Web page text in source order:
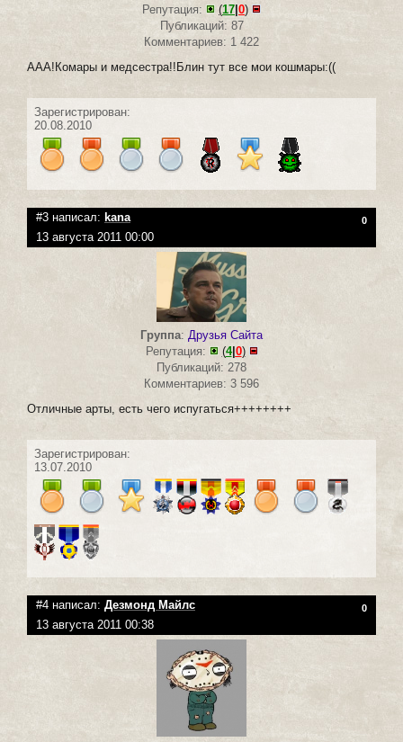
Репутация:
(17 0)
Публикаций: 87
Комментариев: 1 422
ААА!Комары и медсестра!!Блин тут все мои кошмары:((
Зарегистрирован:
20.08.2010
#3 написал: kana 0
13 августа 2011 00:00
Группа: Друзья Сайта
Репутация:
(4| 0)
Публикаций: 278
Комментариев: 3 596
Отличные арты, есть чего испугаться++++++++
Зарегистрирован:
13.07.2010
#4 написал: Дезмонд Майлс 0
13 августа 2011 00:38